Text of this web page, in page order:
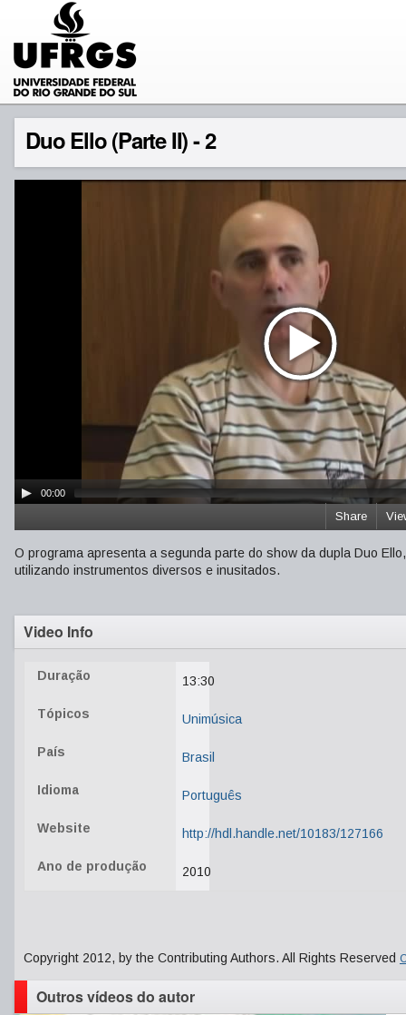
Duo Ello (Parte II) - 2
00:00
Share
O programa apresenta a segunda parte do show da dupla Duo
utilizando instrumentos diversos e inusitados.
Video Info
Duração 13:30
Tópicos Unimúsica
País Brasil
Idioma Português
Website http://hdl.handle.net/10183/127166
Ano de produção 2010
Copyright 2012, by the Contributing Authors. All Rights Reserved
Outros vídeos do autor